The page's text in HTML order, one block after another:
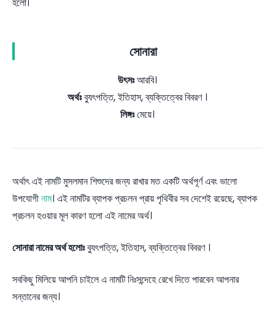
সোনারা
উৎসঃআরবি।
অর্থঃব্যুৎপত্তি, ইতিহাস, ব্যক্তিত্বের বিবরণ ।
লিঙ্গঃমেয়ে।
অর্থাৎ এই নামটি মুসলমান শিশুদের জন্য রাখার মত একটি অর্থপূর্ণ এবং ভালো
উপযোগীনাম। এই নামটির ব্যাপক প্রচলন প্রায় পৃথিবীর সব দেশেই রয়েছে, ব্যাপক
প্রচলন হওয়ার মূল কারণ হলো এই নামের অর্থ।
সোনারা নামের অর্থ হলোঃব্যুৎপত্তি, ইতিহাস, ব্যক্তিত্বের বিবরণ ।
সবকিছু মিলিয়ে আপনি চাইলে এ নামটি নিঃসন্দেহে রেখে দিতে পারবেন আপনার
সন্তানের জন্য।